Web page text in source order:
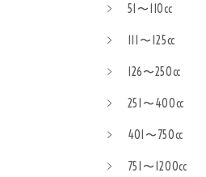
51〜110cc
111〜125cc
126〜250cc
251〜400cc
401〜750cc
751〜1200cc